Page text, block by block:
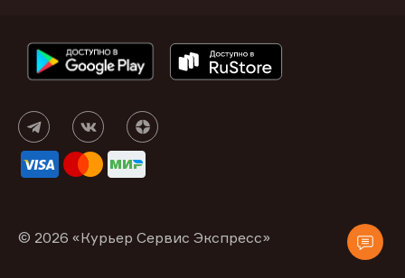
© 2026 «Курьер Сервис Экспресс»